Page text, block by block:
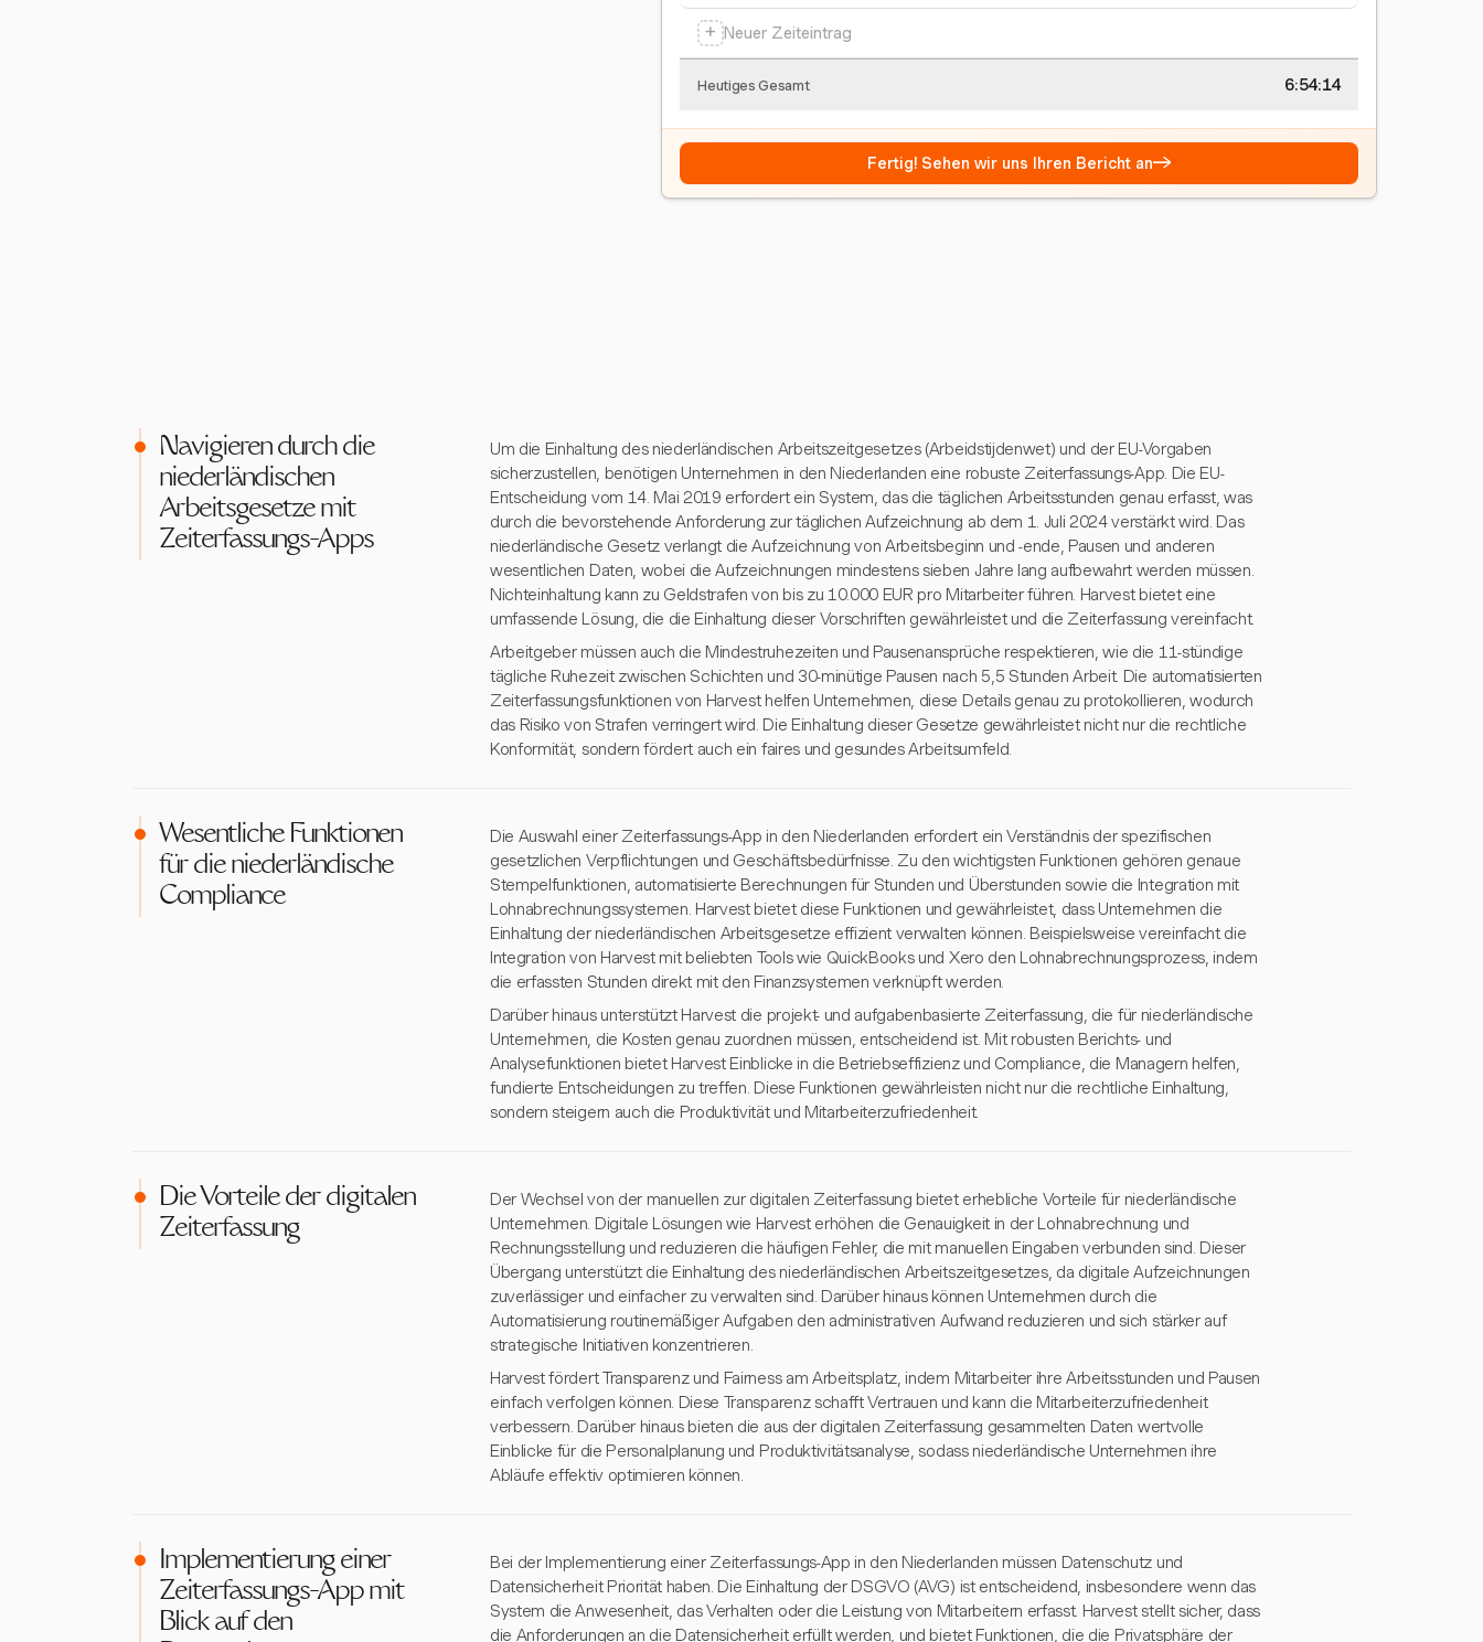
+ Neuer Zeiteintrag
Heutiges Gesamt 6:54:14
Fertig! Sehen wir uns Ihren Bericht an→
Navigieren durch die
niederländischen
Arbeitsgesetze mit
Zeiterfassungs-Apps
Um die Einhaltung des niederländischen Arbeitszeitgesetzes (Arbeidstijdenwet) und der EU-Vorgaben
sicherzustellen, benötigen Unternehmen in den Niederlanden eine robuste Zeiterfassungs-App. Die EU-
Entscheidung vom 14. Mai 2019 erfordert ein System, das die täglichen Arbeitsstunden genau erfasst, was
durch die bevorstehende Anforderung zur täglichen Aufzeichnung ab dem 1. Juli 2024 verstärkt wird. Das
niederländische Gesetz verlangt die Aufzeichnung von Arbeitsbeginn und -ende, Pausen und anderen
wesentlichen Daten, wobei die Aufzeichnungen mindestens sieben Jahre lang aufbewahrt werden müssen.
Nichteinhaltung kann zu Geldstrafen von bis zu 10.000 EUR pro Mitarbeiter führen. Harvest bietet eine
umfassende Lösung, die die Einhaltung dieser Vorschriften gewährleistet und die Zeiterfassung vereinfacht.
Arbeitgeber müssen auch die Mindestruhezeiten und Pausenansprüche respektieren, wie die 11-stündige
tägliche Ruhezeit zwischen Schichten und 30-minütige Pausen nach 5,5 Stunden Arbeit. Die automatisierten
Zeiterfassungsfunktionen von Harvest helfen Unternehmen, diese Details genau zu protokollieren, wodurch
das Risiko von Strafen verringert wird. Die Einhaltung dieser Gesetze gewährleistet nicht nur die rechtliche
Konformität, sondern fördert auch ein faires und gesundes Arbeitsumfeld.
Wesentliche Funktionen
für die niederländische
Compliance
Die Auswahl einer Zeiterfassungs-App in den Niederlanden erfordert ein Verständnis der spezifischen
gesetzlichen Verpflichtungen und Geschäftsbedürfnisse. Zu den wichtigsten Funktionen gehören genaue
Stempelfunktionen, automatisierte Berechnungen für Stunden und Überstunden sowie die Integration mit
Lohnabrechnungssystemen. Harvest bietet diese Funktionen und gewährleistet, dass Unternehmen die
Einhaltung der niederländischen Arbeitsgesetze effizient verwalten können. Beispielsweise vereinfacht die
Integration von Harvest mit beliebten Tools wie QuickBooks und Xero den Lohnabrechnungsprozess, indem
die erfassten Stunden direkt mit den Finanzsystemen verknüpft werden.
Darüber hinaus unterstützt Harvest die projekt- und aufgabenbasierte Zeiterfassung, die für niederländische
Unternehmen, die Kosten genau zuordnen müssen, entscheidend ist. Mit robusten Berichts- und
Analysefunktionen bietet Harvest Einblicke in die Betriebseffizienz und Compliance, die Managern helfen,
fundierte Entscheidungen zu treffen. Diese Funktionen gewährleisten nicht nur die rechtliche Einhaltung,
sondern steigern auch die Produktivität und Mitarbeiterzufriedenheit.
Die Vorteile der digitalen
Zeiterfassung
Der Wechsel von der manuellen zur digitalen Zeiterfassung bietet erhebliche Vorteile für niederländische
Unternehmen. Digitale Lösungen wie Harvest erhöhen die Genauigkeit in der Lohnabrechnung und
Rechnungsstellung und reduzieren die häufigen Fehler, die mit manuellen Eingaben verbunden sind. Dieser
Übergang unterstützt die Einhaltung des niederländischen Arbeitszeitgesetzes, da digitale Aufzeichnungen
zuverlässiger und einfacher zu verwalten sind. Darüber hinaus können Unternehmen durch die
Automatisierung routinemäßiger Aufgaben den administrativen Aufwand reduzieren und sich stärker auf
strategische Initiativen konzentrieren.
Harvest fördert Transparenz und Fairness am Arbeitsplatz, indem Mitarbeiter ihre Arbeitsstunden und Pausen
einfach verfolgen können. Diese Transparenz schafft Vertrauen und kann die Mitarbeiterzufriedenheit
verbessern. Darüber hinaus bieten die aus der digitalen Zeiterfassung gesammelten Daten wertvolle
Einblicke für die Personalplanung und Produktivitätsanalyse, sodass niederländische Unternehmen ihre
Abläufe effektiv optimieren können.
Implementierung einer
Zeiterfassungs-App mit
Blick auf den
Bei der Implementierung einer Zeiterfassungs-App in den Niederlanden müssen Datenschutz und
Datensicherheit Priorität haben. Die Einhaltung der DSGVO (AVG) ist entscheidend, insbesondere wenn das
System die Anwesenheit, das Verhalten oder die Leistung von Mitarbeitern erfasst. Harvest stellt sicher, dass
die Anforderungen an die Datensicherheit erfüllt werden, und bietet Funktionen, die die Privatsphäre der